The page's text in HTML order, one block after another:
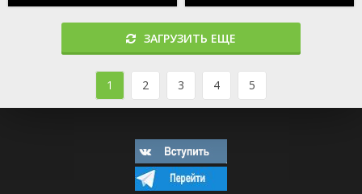
ЗАГРУЗИТЬ ЕЩЕ
1 2 3 4 5